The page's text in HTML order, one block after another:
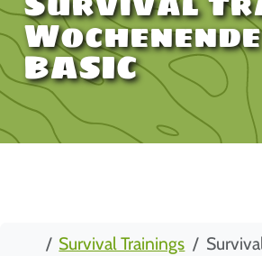
Wochenende
BASIC
StartSurvival Trainings